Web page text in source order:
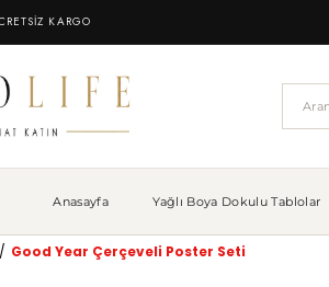
KARGO
Anasayfa Yağlı Boya Dokulu Tablolar
Good Year Çerçeveli Poster Seti